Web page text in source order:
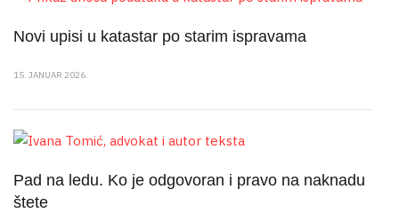
Novi upisi u katastar po starim ispravama
15. JANUAR 2026.
Pad na ledu. Ko je odgovoran i pravo na naknadu
štete